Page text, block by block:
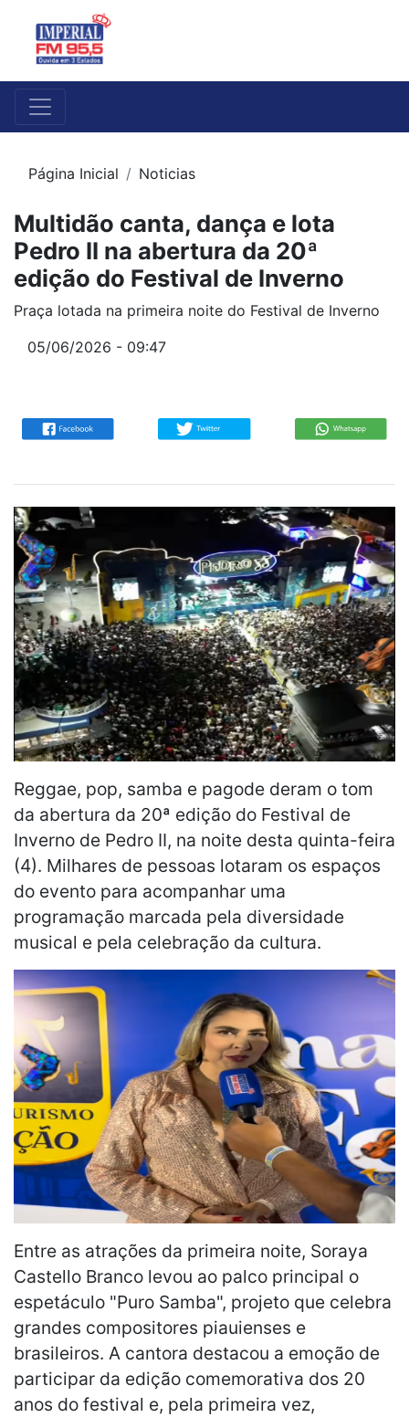
Página Inicial Noticias
Multidão canta, dança e lota
Pedro II na abertura da 20ª
edição do Festival de Inverno
Praça lotada na primeira noite do Festival de Inverno
05/06/2026 - 09:47
Reggae, pop, samba e pagode deram o tom
da abertura da 20ª edição do Festival de
Inverno de Pedro II, na noite desta quinta-feira
(4). Milhares de pessoas lotaram os espaços
do evento para acompanhar uma
programação marcada pela diversidade
musical e pela celebração da cultura.
Entre as atrações da primeira noite, Soraya
Castello Branco levou ao palco principal o
espetáculo "Puro Samba", projeto que celebra
grandes compositores piauienses e
brasileiros. A cantora destacou a emoção de
participar da edição comemorativa dos 20
anos do festival e, pela primeira vez,